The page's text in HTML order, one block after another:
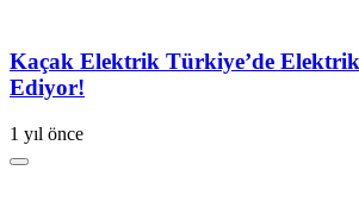
Kaçak Elektrik Türkiye’de Elektrik
Ediyor!
1 yıl önce